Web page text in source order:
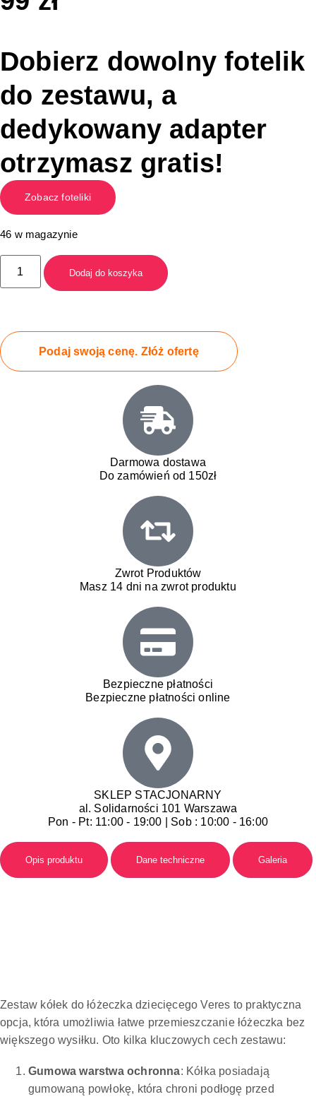
Dobierz dowolny fotelik
do zestawu, a
dedykowany adapter
otrzymasz gratis!
Zobacz foteliki
46 w magazynie
Podaj swoją cenę. Złóż ofertę
Dodaj do koszyka
Darmowa dostawa
Do zamówień od 150zł
Zwrot Produktów
Masz 14 dni na zwrot produktu
Bezpieczne płatności
Bezpieczne płatności online
SKLEP STACJONARNY
al. Solidarności 101 Warszawa
Pon - Pt: 11:00 - 19:00 | Sob : 10:00 - 16:00
Opis produktu Dane techniczne Galeria
Zestaw kółek do łóżeczka dziecięcego Veres to praktyczna
opcja, która umożliwia łatwe przemieszczanie łóżeczka bez
większego wysiłku. Oto kilka kluczowych cech zestawu:
Gumowa warstwa ochronna: Kółka posiadają
gumowaną powłokę, która chroni podłogę przed